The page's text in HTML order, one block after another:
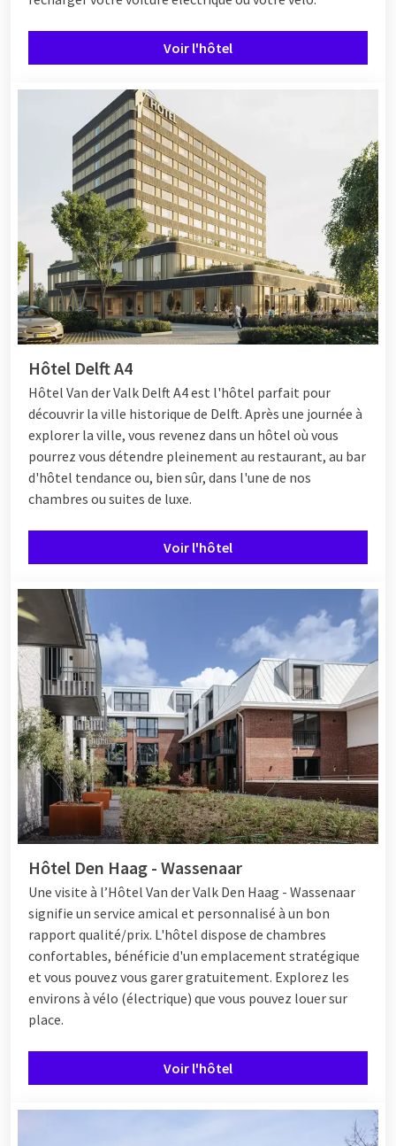
Voir l'hôtel
Hôtel Delft A4
Hôtel Van der Valk Delft A4 est l'hôtel parfait pour
découvrir la ville historique de Delft. Après une journée à
explorer la ville, vous revenez dans un hôtel où vous
pourrez vous détendre pleinement au restaurant, au bar
d'hôtel tendance ou, bien sûr, dans l'une de nos
chambres ou suites de luxe.
Voir l'hôtel
Hôtel Den Haag - Wassenaar
Une visite à l’Hôtel Van der Valk Den Haag - Wassenaar
signifie un service amical et personnalisé à un bon
rapport qualité/prix. L'hôtel dispose de chambres
confortables, bénéficie d'un emplacement stratégique
et vous pouvez vous garer gratuitement. Explorez les
environs à vélo (électrique) que vous pouvez louer sur
place.
Voir l'hôtel